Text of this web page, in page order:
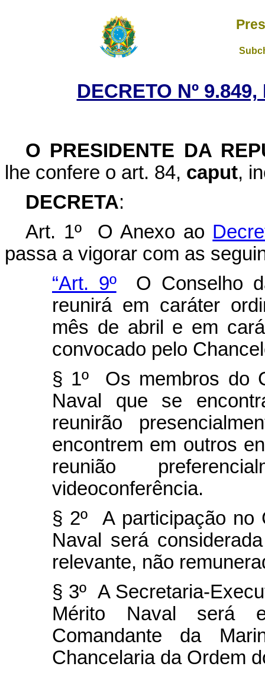
DECRETO Nº
O PRESIDENTE DA
lhe confere o art. 84, caput,
DECRETA:
Art. 1º O Anexo ao
passa a vigorar com as
“Art. 9ºO Conselho
reunirá em caráter
mês de abril e em
convocado pelo
§ 1º Os membros do
Naval que se
reunirão
encontrem em outros
reunião
videoconferência.
§ 2º A participação no
Naval será
relevante, não
§ 3º A Secretaria-
Mérito Naval será
Comandante da
Chancelaria da Ordem